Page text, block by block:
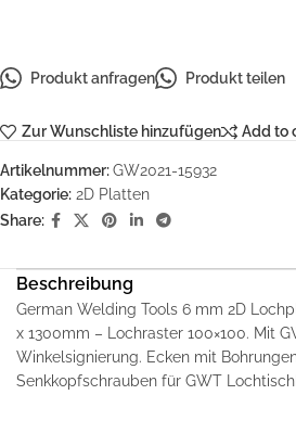
Produkt anfragen Produkt teilen
Zur Wunschliste hinzufügen Add to
Artikelnummer:GW2021-15932
Kategorie: 2D Platten
Share:
Beschreibung
German Welding Tools 6 mm 2D
x 1300mm – Lochraster 100×100. Mit
Winkelsignierung. Ecken mit
Senkkopfschrauben für GWT